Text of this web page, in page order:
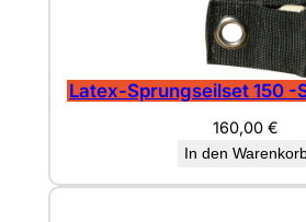
Latex-Sprungseilset 150 -
160,00 €
In den